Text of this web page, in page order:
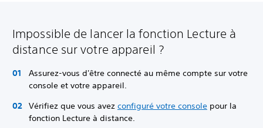
Impossible de lancer la fonction Lecture à
distance sur votre appareil ?
Assurez-vous d'être connecté au même compte sur votre
console et votre appareil.
Vérifiez que vous avez configuré votre console pour la
fonction Lecture à distance.